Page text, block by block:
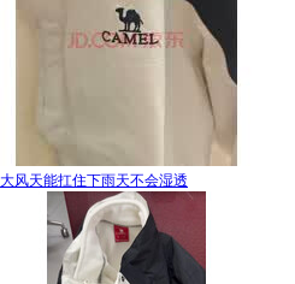
大风天能扛住下雨天不会湿透